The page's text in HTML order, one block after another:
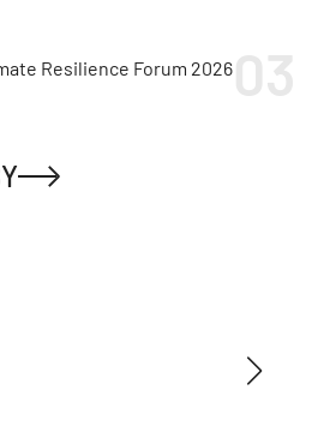
Resilience Forum 2026